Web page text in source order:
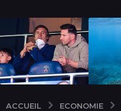
ACCUEIL ECONOMIE